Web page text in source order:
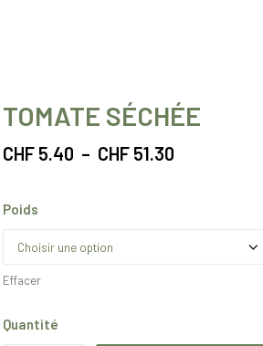
TOMATE SÉCHÉE
CHF 5.40 – CHF 51.30
Poids
Effacer
Quantité